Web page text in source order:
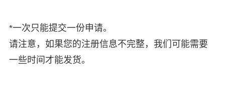
*一次只能提交一份申请。
请注意，如果您的注册信息不完整，我们可能需要
一些时间才能发货。